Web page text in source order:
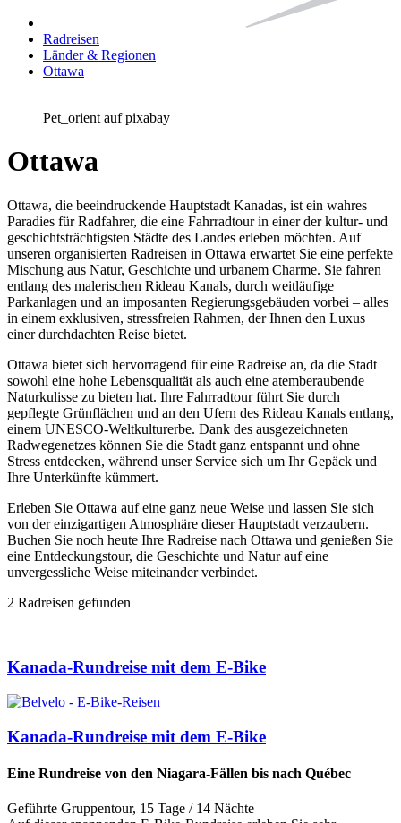
Radreisen
Länder & Regionen
Ottawa
Pet_orient auf pixabay
Ottawa
Ottawa, die beeindruckende Hauptstadt Kanadas, ist ein wahres
Paradies für Radfahrer, die eine Fahrradtour in einer der kultur- und
geschichtsträchtigsten Städte des Landes erleben möchten. Auf
unseren organisierten Radreisen in Ottawa erwartet Sie eine perfekte
Mischung aus Natur, Geschichte und urbanem Charme. Sie fahren
entlang des malerischen Rideau Kanals, durch weitläufige
Parkanlagen und an imposanten Regierungsgebäuden vorbei – alles
in einem exklusiven, stressfreien Rahmen, der Ihnen den Luxus
einer durchdachten Reise bietet.
Ottawa bietet sich hervorragend für eine Radreise an, da die Stadt
sowohl eine hohe Lebensqualität als auch eine atemberaubende
Naturkulisse zu bieten hat. Ihre Fahrradtour führt Sie durch
gepflegte Grünflächen und an den Ufern des Rideau Kanals entlang,
einem UNESCO-Weltkulturerbe. Dank des ausgezeichneten
Radwegenetzes können Sie die Stadt ganz entspannt und ohne
Stress entdecken, während unser Service sich um Ihr Gepäck und
Ihre Unterkünfte kümmert.
Erleben Sie Ottawa auf eine ganz neue Weise und lassen Sie sich
von der einzigartigen Atmosphäre dieser Hauptstadt verzaubern.
Buchen Sie noch heute Ihre Radreise nach Ottawa und genießen Sie
eine Entdeckungstour, die Geschichte und Natur auf eine
unvergessliche Weise miteinander verbindet.
2 Radreisen gefunden
Kanada-Rundreise mit dem E-Bike
Kanada-Rundreise mit dem E-Bike
Eine Rundreise von den Niagara-Fällen bis nach Québec
Geführte Gruppentour, 15 Tage / 14 Nächte